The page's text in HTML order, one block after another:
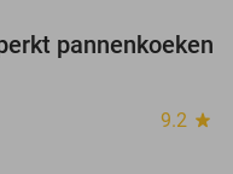
30%
pannenkoeken
9.2 star